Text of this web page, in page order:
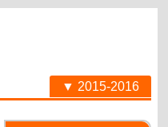
▼ 2015-2016